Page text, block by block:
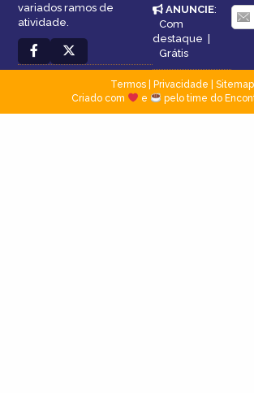
variados ramos de
atividade.
ANUNCIE:
Com
destaque |
Grátis
Termos| Privacidade
Sitemap
Criado com
e pelo time do